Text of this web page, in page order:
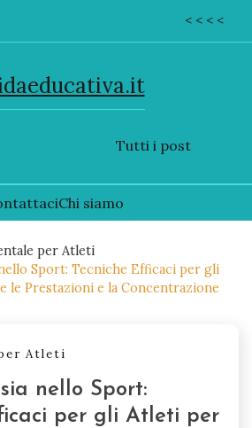
< < < <
Tutti i post
Chi siamo
per Atleti
Sport: Tecniche Efficaci per gli
le Prestazioni e la Concentrazione
Atleti
nello Sport:
per gli Atleti per